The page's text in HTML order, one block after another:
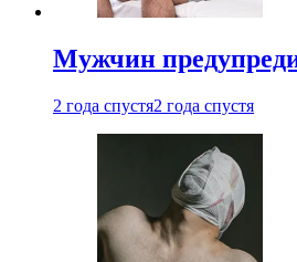
Мужчин
2 года спустя2 года спустя